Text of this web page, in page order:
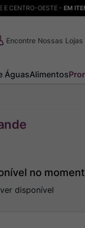
E CENTRO-OESTE - EM
Encontre Nossas Lojas
ÁguasAlimentos
no
disponível